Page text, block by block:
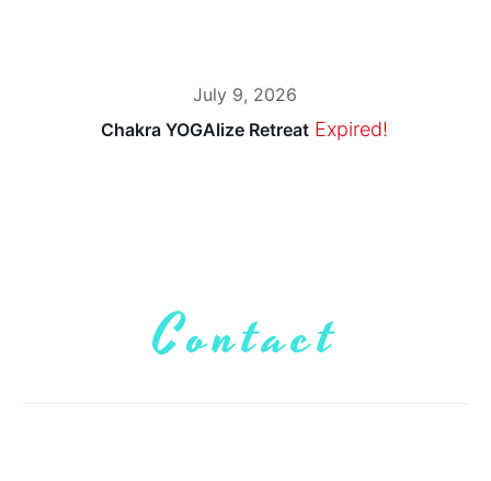
July 9, 2026
Chakra YOGAlize Retreat Expired!
Contact